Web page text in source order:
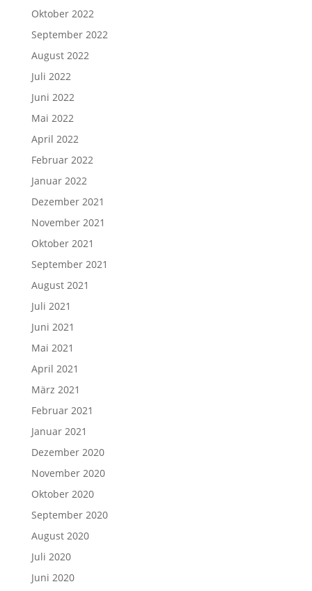
Oktober 2022
September 2022
August 2022
Juli 2022
Juni 2022
Mai 2022
April 2022
Februar 2022
Januar 2022
Dezember 2021
November 2021
Oktober 2021
September 2021
August 2021
Juli 2021
Juni 2021
Mai 2021
April 2021
März 2021
Februar 2021
Januar 2021
Dezember 2020
November 2020
Oktober 2020
September 2020
August 2020
Juli 2020
Juni 2020